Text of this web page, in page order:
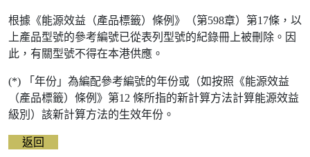
根據《能源效益（產品標籤）條例》（第598章）第17條，以
上產品型號的參考編號已從表列型號的紀錄冊上被刪除。因
此，有關型號不得在本港供應。
(*) 「年份」為編配參考編號的年份或（如按照《能源效益
（產品標籤）條例》第12 條所指的新計算方法計算能源效益
級別）該新計算方法的生效年份。
返回